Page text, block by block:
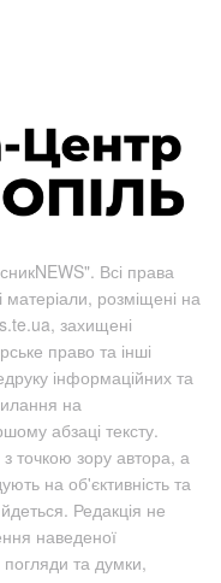
Всі права
розміщені на
захищені
право та інші
інформаційних та
на
абзаці тексту.
з точкою зору автора, а
на об'єктивність та
Редакція не
наведеної
та думки,